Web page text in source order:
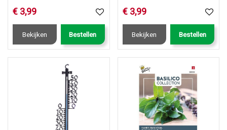
€ 3,99
Bekijken Bestellen
€ 3,99
Bekijken Bestellen